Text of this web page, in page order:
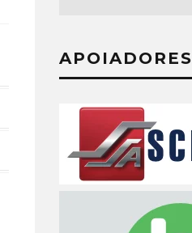
APOIADORES